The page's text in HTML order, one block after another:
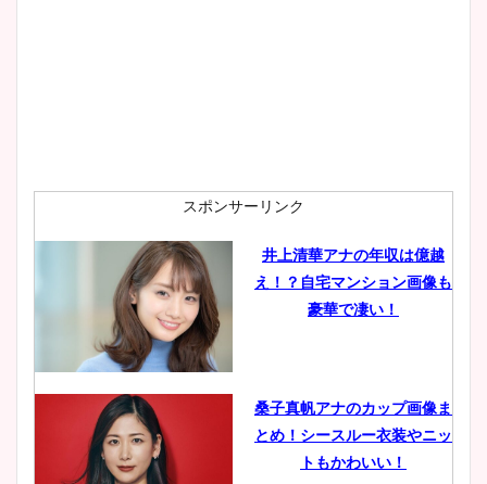
スポンサーリンク
井上清華アナの年収は億越
え！？自宅マンション画像も
豪華で凄い！
桑子真帆アナのカップ画像ま
とめ！シースルー衣装やニッ
トもかわいい！